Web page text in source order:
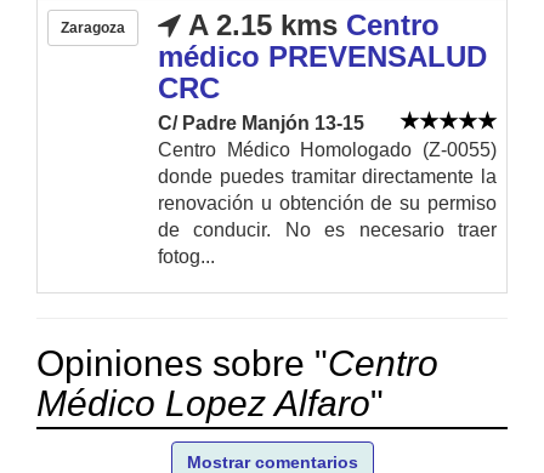
Zaragoza A 2.15 kms Centro
médico PREVENSALUD
CRC
C/ Padre Manjón 13-15
Centro Médico Homologado (Z-0055)
donde puedes tramitar directamente la
renovación u obtención de su permiso
de conducir. No es necesario traer
fotog...
Opiniones sobre "Centro
Médico Lopez Alfaro"
Mostrar comentarios